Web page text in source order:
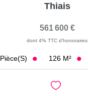
Thiais
561 600 €
dont 4% TTC d'honoraires
Pièce(s) 126 M²